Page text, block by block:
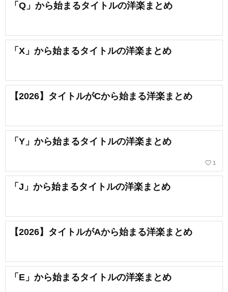
「Q」から始まるタイトルの洋楽まとめ
「X」から始まるタイトルの洋楽まとめ
【2026】タイトルがCから始まる洋楽まとめ
「Y」から始まるタイトルの洋楽まとめ
favorite_border 1
「J」から始まるタイトルの洋楽まとめ
【2026】タイトルがAから始まる洋楽まとめ
「E」から始まるタイトルの洋楽まとめ